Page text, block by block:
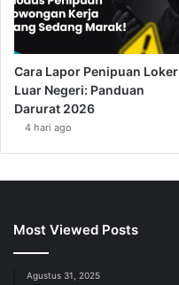
Cara Lapor Penipuan Loker
Luar Negeri: Panduan
Darurat 2026
4 hari ago
Most Viewed Posts
Agustus 31, 2025